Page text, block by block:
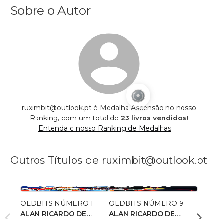
Sobre o Autor
ruximbit@outlook.pt é Medalha Ascensão no nosso
Ranking, com um total de 23 livros vendidos!
Entenda o nosso Ranking de Medalhas
Outros Títulos de ruximbit@outlook.pt
OLDBITS NÚMERO 1
ALAN RICARDO DE
OLDBITS NÚMERO 9
ALAN RICARDO DE